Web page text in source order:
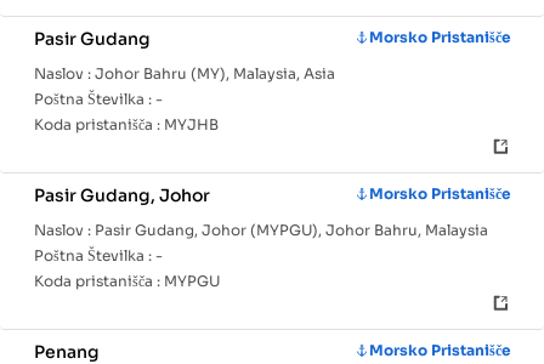
Pasir Gudang
Morsko Pristanišče
Naslov : Johor Bahru (MY), Malaysia, Asia
Poštna Številka : -
Koda pristanišča : MYJHB
Pasir Gudang, Johor
Morsko Pristanišče
Naslov : Pasir Gudang, Johor (MYPGU), Johor Bahru, Malaysia
Poštna Številka : -
Koda pristanišča : MYPGU
Penang
Morsko Pristanišče